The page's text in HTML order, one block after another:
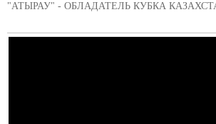
"АТЫРАУ" - ОБЛАДАТЕЛЬ КУБКА